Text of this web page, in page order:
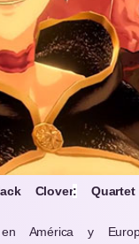
Clover:
América y